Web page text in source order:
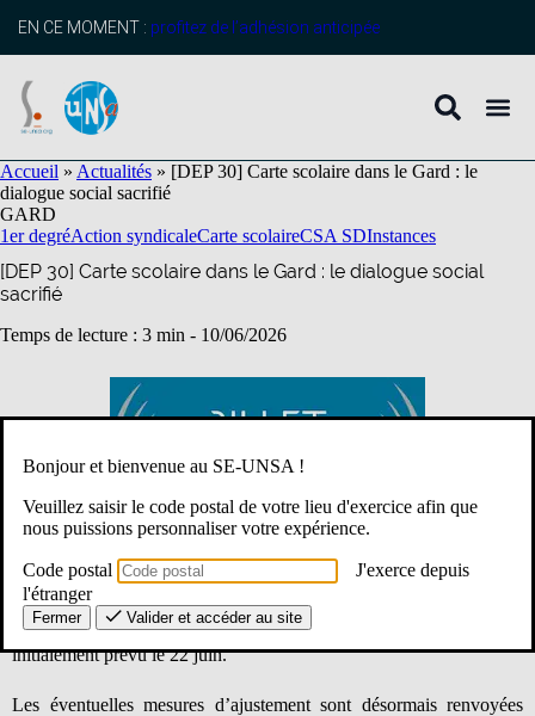
principal
EN CE MOMENT : profitez de l’adhésion anticipée
Accueil » Actualités » [DEP 30] Carte scolaire dans le Gard : le
dialogue social sacrifié
GARD
1er degréAction syndicaleCarte scolaireCSA SDInstances
[DEP 30] Carte scolaire dans le Gard : le dialogue social
sacrifié
Temps de lecture : 3 min - 10/06/2026
Par un simple courriel adressé aux organisations syndicales, le
directeur académique des services de l’Éducation nationale du Gard
a annoncé l’annulation du CSA d’ajustement de la carte scolaire
initialement prévu le 22 juin.
Les éventuelles mesures d’ajustement sont désormais renvoyées
Bonjour et bienvenue au SE-UNSA !
Veuillez saisir le code postal de votre lieu d'exercice afin que
nous puissions personnaliser votre expérience.
Code postal
J'exerce depuis
l'étranger
Fermer Valider et accéder au site